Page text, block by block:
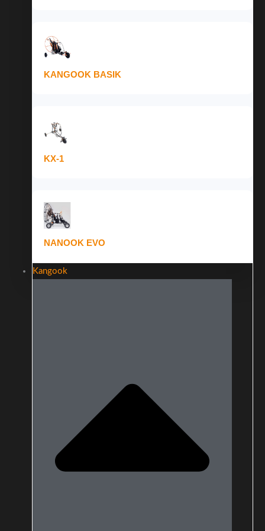
KANGOOK BASIK
KX-1
NANOOK EVO
Kangook